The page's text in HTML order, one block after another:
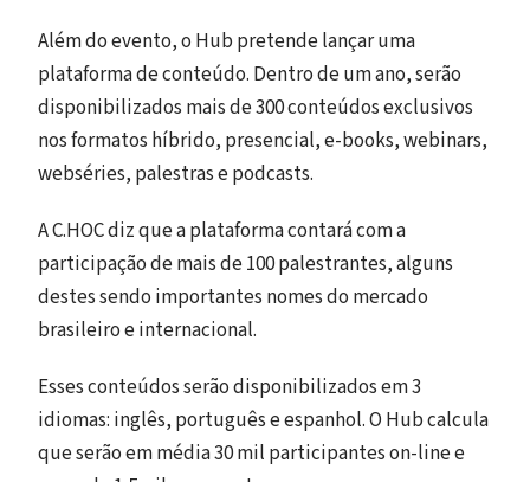
Além do evento, o Hub pretende lançar uma
plataforma de conteúdo. Dentro de um ano, serão
disponibilizados mais de 300 conteúdos exclusivos
nos formatos híbrido, presencial, e-books, webinars,
webséries, palestras e podcasts.
A C.HOC diz que a plataforma contará com a
participação de mais de 100 palestrantes, alguns
destes sendo importantes nomes do mercado
brasileiro e internacional.
Esses conteúdos serão disponibilizados em 3
idiomas: inglês, português e espanhol. O Hub calcula
que serão em média 30 mil participantes on-line e